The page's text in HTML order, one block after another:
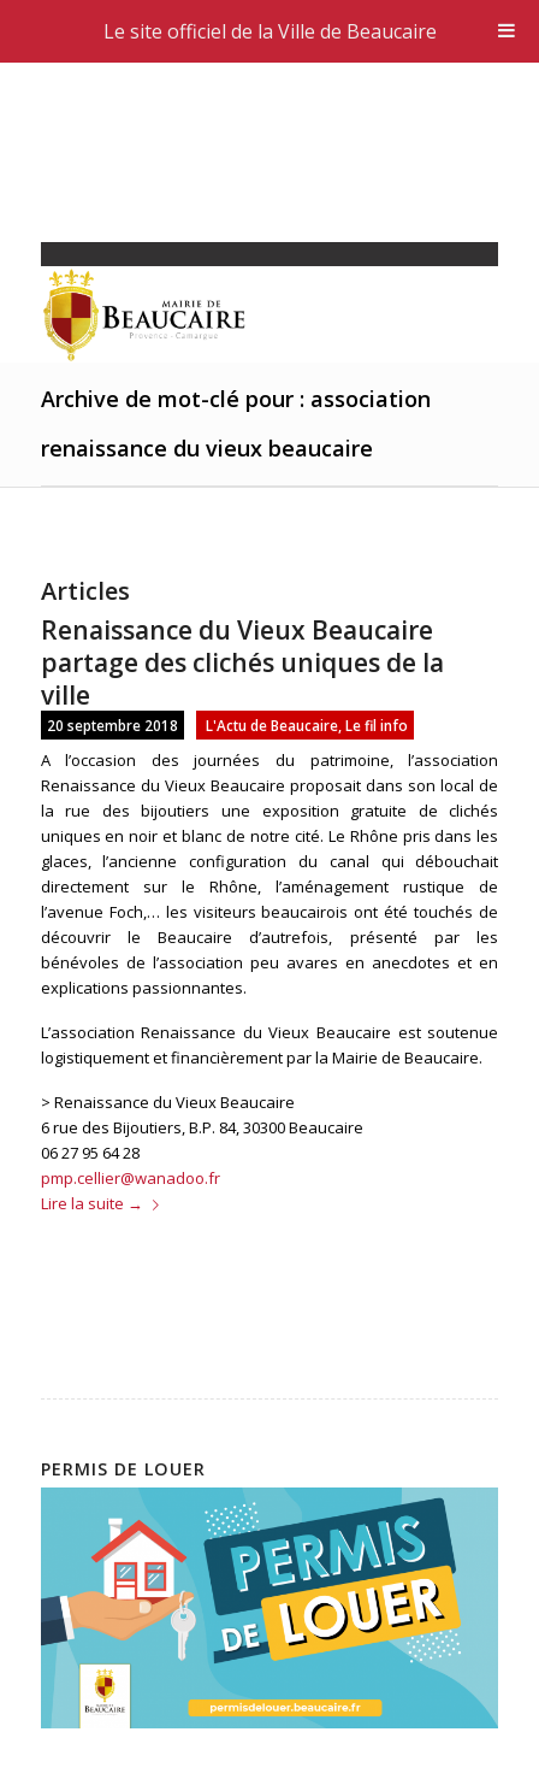
Archive de mot-clé pour : association
renaissance du vieux beaucaire
Articles
Renaissance du Vieux Beaucaire
partage des clichés uniques de la
ville
20 septembre 2018 L'Actu de Beaucaire, Le fil info
A l’occasion des journées du patrimoine, l’association
Renaissance du Vieux Beaucaire proposait dans son local de
la rue des bijoutiers une exposition gratuite de clichés
uniques en noir et blanc de notre cité. Le Rhône pris dans les
glaces, l’ancienne configuration du canal qui débouchait
directement sur le Rhône, l’aménagement rustique de
l’avenue Foch,… les visiteurs beaucairois ont été touchés de
découvrir le Beaucaire d’autrefois, présenté par les
bénévoles de l’association peu avares en anecdotes et en
explications passionnantes.
L’association Renaissance du Vieux Beaucaire est soutenue
logistiquement et financièrement par la Mairie de Beaucaire.
> Renaissance du Vieux Beaucaire
6 rue des Bijoutiers, B.P. 84, 30300 Beaucaire
06 27 95 64 28
pmp.cellier@wanadoo.fr
Lire la suite →
PERMIS DE LOUER
Le site officiel de la Ville de Beaucaire